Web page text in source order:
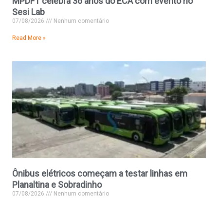
Sesi Lab
07/08/2026 Nenhum comentário
Read More »
Ônibus elétricos começam a testar linhas em
Planaltina e Sobradinho
07/08/2026 Nenhum comentário